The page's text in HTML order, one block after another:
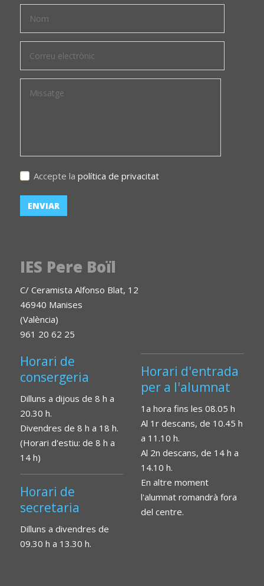
Accepte la política de privacitat
IES Pere Boïl
C/ Ceramista Alfonso Blat, 12
46940 Manises
(València)
961 20 62 25
Horari de
consergeria
Dilluns a dijous de 8 h a
20.30 h.
Divendres de 8 h a 18 h.
(Horari d'estiu: de 8 h a
14 h)
Horari de
secretaria
Dilluns a divendres de
09.30 h a 13.30 h.
Horari d'entrada
per a l'alumnat
1a hora fins les 08.05 h
Al 1r descans, de 10.45 h
a 11.10 h.
Al 2n descans, de 14 h a
14.10 h.
En altre moment
l'alumnat romandrà fora
del centre.